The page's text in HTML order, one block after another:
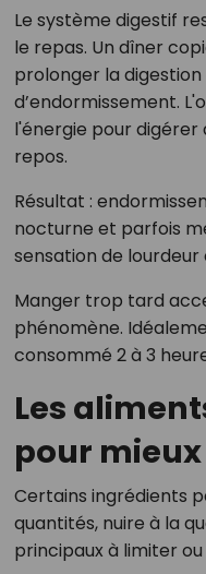
Le système digestif
le repas. Un dîner
prolonger la
d’endormissement.
l'énergie pour digérer
repos.
Résultat :
nocturne et parfois
sensation de lourdeur
Manger trop tard
phénomène.
consommé 2 à 3
Les
pour
Certains ingrédients
quantités, nuire à la
principaux à limiter